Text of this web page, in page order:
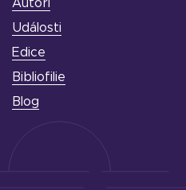
Autoři
Události
Edice
Bibliofilie
Blog